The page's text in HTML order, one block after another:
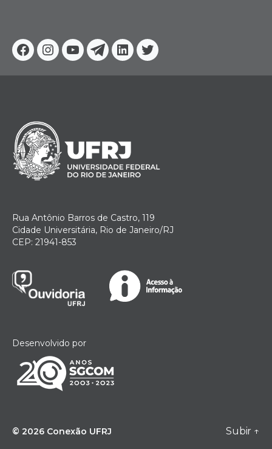
Facebook
Instagram
YoutubeTelegram
Linkedin
Twitter
Rua Antônio Barros de Castro, 119
Cidade Universitária, Rio de Janeiro/RJ
CEP: 21941-853
Desenvolvido por
© 2026 Conexão UFRJ Subir ↑